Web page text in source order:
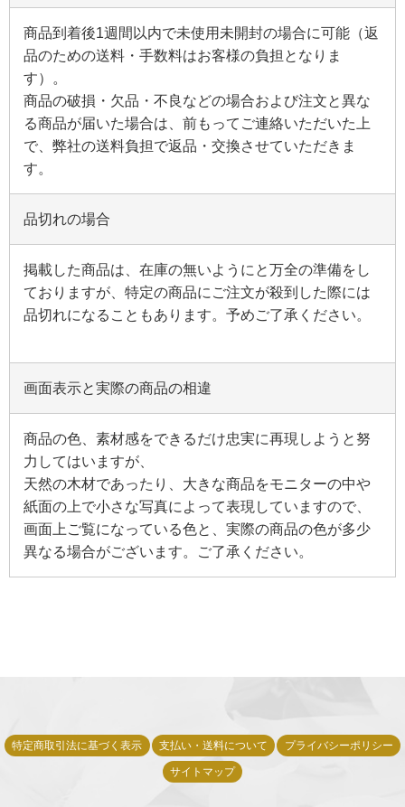
プライバシーポリシー
サイトマップ
商品到着後1週間以内で未使用未開封の場合に可能（返
品のための送料・手数料はお客様の負担となりま
す）。
商品の破損・欠品・不良などの場合および注文と異な
る商品が届いた場合は、前もってご連絡いただいた上
で、弊社の送料負担で返品・交換させていただきま
す。
品切れの場合
掲載した商品は、在庫の無いようにと万全の準備をし
ておりますが、特定の商品にご注文が殺到した際には
品切れになることもあります。予めご了承ください。
画面表示と実際の商品の相違
商品の色、素材感をできるだけ忠実に再現しようと努
力してはいますが、
天然の木材であったり、大きな商品をモニターの中や
紙面の上で小さな写真によって表現していますので、
画面上ご覧になっている色と、実際の商品の色が多少
異なる場合がございます。ご了承ください。
特定商取引法に基づく表示 支払い・送料について プライバシーポリシー
サイトマップ